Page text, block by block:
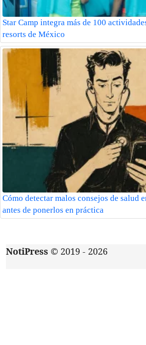
Star Camp integra más de 100
resorts de México
Cómo detectar malos consejos de salud
antes de ponerlos en práctica
NotiPress © 2019 - 2026